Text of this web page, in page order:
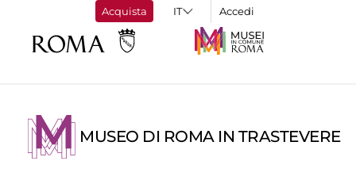
Acquista Accedi
MUSEO DI ROMA IN TRASTEVERE